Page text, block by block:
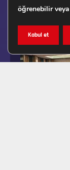
öğrenebilir veya
Kabul et